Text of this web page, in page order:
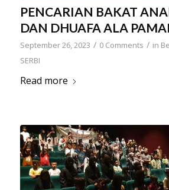
PENCARIAN BAKAT
DAN DHUAFA ALA
September 26, 2023 / 0 Comments / in
SERBI
Read more